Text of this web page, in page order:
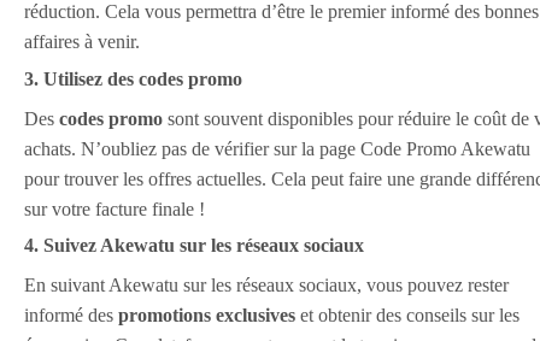
réduction. Cela vous permettra d’être le premier informé des bonnes
affaires à venir.
3. Utilisez des codes promo
Des codes promo sont souvent disponibles pour réduire le coût de
achats. N’oubliez pas de vérifier sur la page Code Promo Akewatu
pour trouver les offres actuelles. Cela peut faire une grande
sur votre facture finale !
4. Suivez Akewatu sur les réseaux sociaux
En suivant Akewatu sur les réseaux sociaux, vous pouvez rester
informé des promotions exclusives et obtenir des conseils sur les